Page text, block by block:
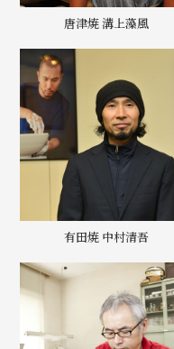
唐津焼 溝上藻風
有田焼 中村清吾